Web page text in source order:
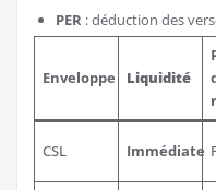
PER : déduction des
Enveloppe Liquidité
CSL Immédiate